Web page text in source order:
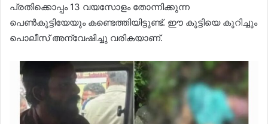
പ്രതിക്കൊപ്പം 13 വയസോളം തോന്നിക്കുന്ന
പെൺകുട്ടിയേയും കണ്ടെത്തിയിട്ടുണ്ട്. ഈ കുട്ടിയെ കുറിച്ചും
പൊലീസ് അന്വേഷിച്ചു വരികയാണ്.